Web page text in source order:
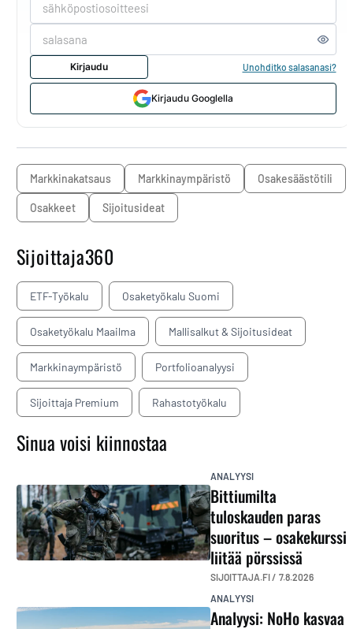
Kirjaudu Unohditko salasanasi?
Kirjaudu Googlella
markkinakatsaus markkinaympäristö osakesäästötili
osakkeet sijoitusideat
Sijoittaja360
ETF-Työkalu Osaketyökalu Suomi
Osaketyökalu Maailma Mallisalkut & Sijoitusideat
Markkinaympäristö Portfolioanalyysi
Sijoittaja Premium Rahastotyökalu
Sinua voisi kiinnostaa
ANALYYSI
Bittiumilta
tuloskauden paras
suoritus – osakekurssi
liitää pörssissä
SIJOITTAJA.FI / 7.8.2026
ANALYYSI
Analyysi: NoHo kasvaa